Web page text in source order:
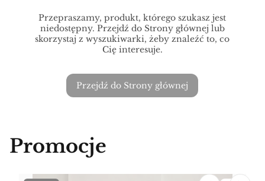
Przepraszamy, produkt, którego szukasz jest
niedostępny. Przejdź do Strony głównej lub
skorzystaj z wyszukiwarki, żeby znaleźć to, co
Cię interesuje.
Przejdź do Strony głównej
Promocje